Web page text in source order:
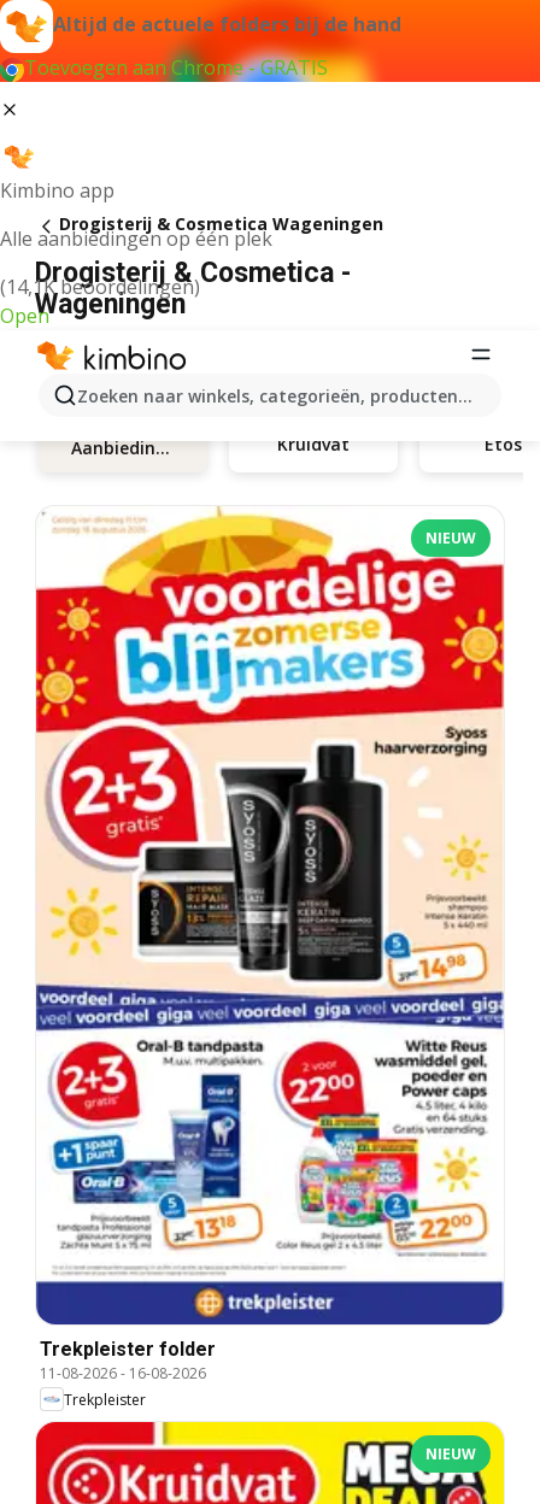
Altijd de actuele folders bij de hand
Toevoegen aan Chrome - GRATIS
Kimbino app
Alle aanbiedingen op één plek
(14,1K beoordelingen)
Open
Zoeken naar winkels, categorieën, producten...
Drogisterij & Cosmetica Wageningen
Drogisterij & Cosmetica -
Wageningen
Aanbiedingen Kruidvat Etos
NIEUW
Trekpleister folder
11-08-2026- 16-08-2026
Trekpleister
NIEUW